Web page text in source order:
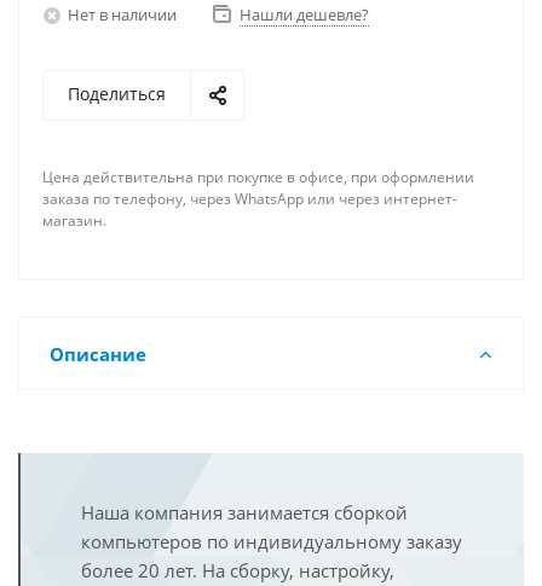
Нет в наличии Нашли дешевле?
Поделиться
Цена действительна при покупке в офисе, при оформлении
заказа по телефону, через WhatsApp или через интернет-
магазин.
Описание
Наша компания занимается сборкой
компьютеров по индивидуальному заказу
более 20 лет. На сборку, настройку,